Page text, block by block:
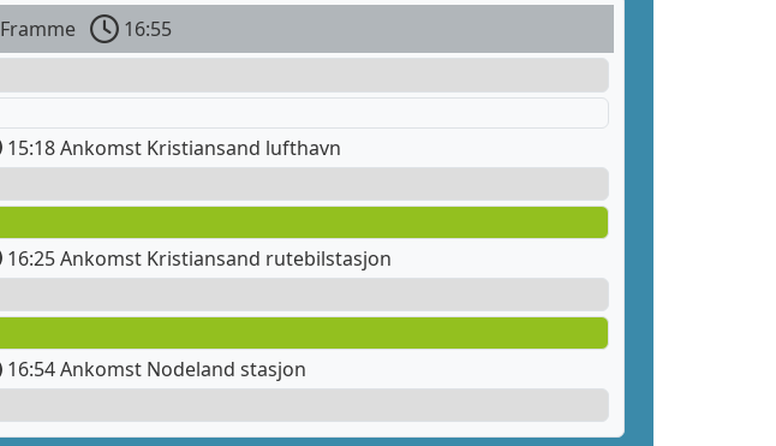
Framme
16:55
15:18 Ankomst Kristiansand lufthavn
16:25 Ankomst Kristiansand rutebilstasjon
16:54 Ankomst Nodeland stasjon